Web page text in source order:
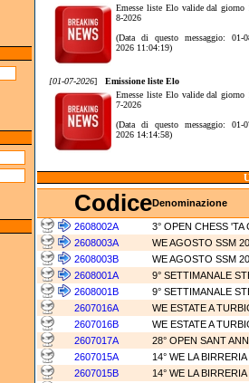
Emesse liste Elo valide dal giorno
8-2026
(Data di questo messaggio: 01-
2026 11:04:19)
[01-07-2026] Emissione liste Elo
Emesse liste Elo valide dal giorno
7-2026
(Data di questo messaggio: 01-
2026 14:14:58)
CodiceDenominazione
2608002A
3° OPEN CHESS 'TA
2608003A
WE AGOSTO SSM
2608003B
WE AGOSTO SSM
2608001A
9° SETTIMANALE
2608001B
9° SETTIMANALE
2607016A
WE ESTATE A
2607016B
WE ESTATE A
2607017A
28° OPEN SANT
2607015A
14° WE LA
2607015B
14° WE LA